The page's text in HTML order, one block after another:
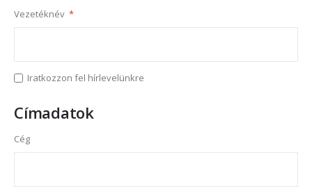
Vezetéknév
Iratkozzon fel hírlevelünkre
Címadatok
Cég